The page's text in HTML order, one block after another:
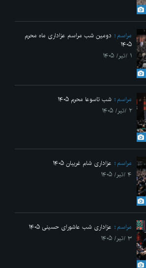
مراسم
دومین شب مراسم عزاداری ماه محرم
۱۴۰۵
۱ /تیر/ ۱۴۰۵
مراسم
شب تاسوعا محرم ۱۴۰۵
۲ /تیر/ ۱۴۰۵
مراسم
عزاداری شام غریبان ۱۴۰۵
۴ /تیر/ ۱۴۰۵
مراسم
عزاداری شب عاشورای حسینی ۱۴۰۵
۳ /تیر/ ۱۴۰۵